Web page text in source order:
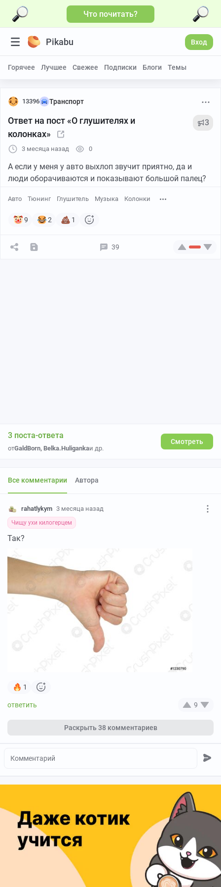
Что почитать?
Pikabu Вход
Горячее Лучшее Свежее Подписки Блоги Темы
13396 Транспорт
Ответ на пост «О глушителях и
колонках»
3
3 месяца назад 0
А если у меня у авто выхлоп звучит приятно, да и
люди оборачиваются и показывают большой палец?
Авто Тюнинг Глушитель Музыка Колонки
9 2 1
39
3 поста-ответа
отGaldBorn, Belka.Huligankaи др.
Смотреть
Все комментарии Автора
rahatlykym 3 месяца назад
Чищу ухи килогерцем
Так?
1
9
Раскрыть38 комментариев